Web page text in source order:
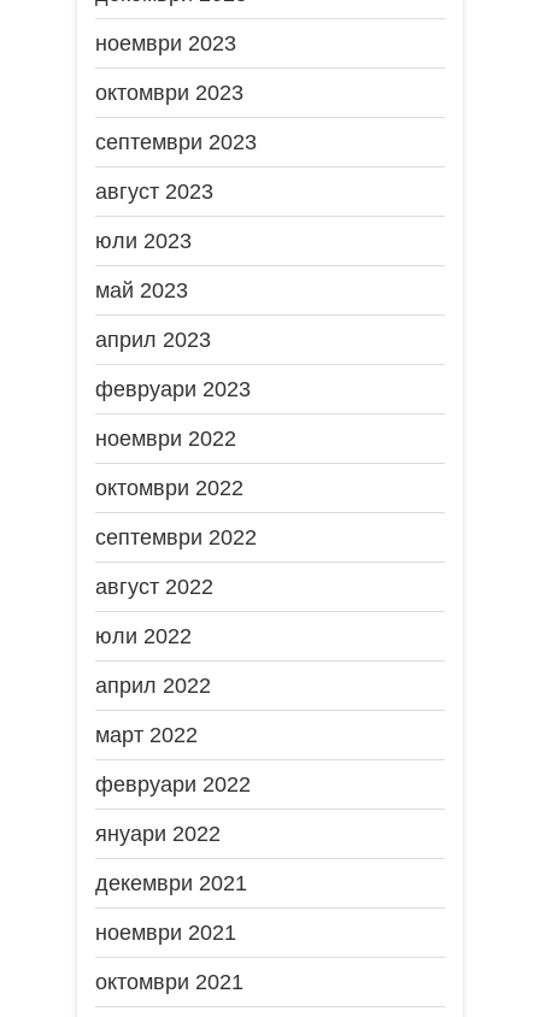
ноември 2023
октомври 2023
септември 2023
август 2023
юли 2023
май 2023
април 2023
февруари 2023
ноември 2022
октомври 2022
септември 2022
август 2022
юли 2022
април 2022
март 2022
февруари 2022
януари 2022
декември 2021
ноември 2021
октомври 2021